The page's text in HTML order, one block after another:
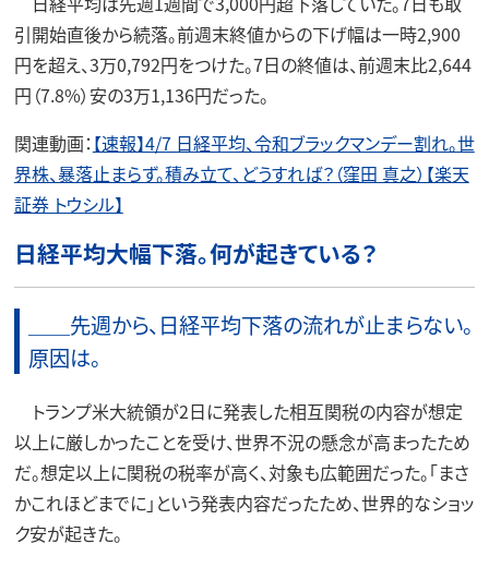
引開始直後から続落。前週末終値からの下げ幅は一時2,900
円を超え、3万0,792円をつけた。7日の終値は、前週末比2,644
円（7.8%）安の3万1,136円だった。
関連動画： 【速報】4/7 日経平均、令和ブラックマンデー割れ。世
界株、暴落止まらず。積み立て、どうすれば？（窪田 真之）【楽天
証券 トウシル】
日経平均大幅下落。何が起きている？
＿＿先週から、日経平均下落の流れが止まらない。
原因は。
トランプ米大統領が2日に発表した相互関税の内容が想定
以上に厳しかったことを受け、世界不況の懸念が高まったため
だ。想定以上に関税の税率が高く、対象も広範囲だった。「まさ
かこれほどまでに」という発表内容だったため、世界的なショッ
ク安が起きた。